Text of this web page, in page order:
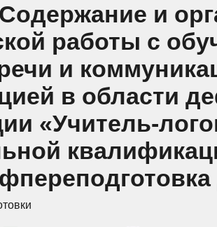
и
работы с
и
в области
«Учитель-